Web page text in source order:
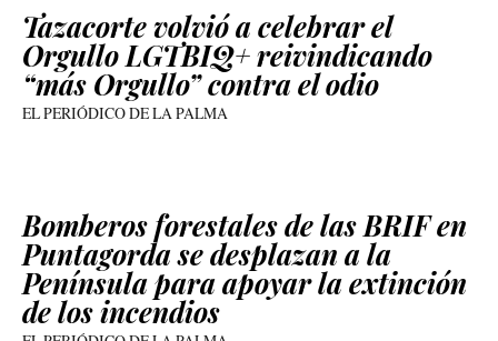
Tazacorte volvió a celebrar el
Orgullo LGTBIQ+ reivindicando
“más Orgullo” contra el odio
EL PERIÓDICO DE LA PALMA
Bomberos forestales de las BRIF en
Puntagorda se desplazan a la
Península para apoyar la extinción
de los incendios